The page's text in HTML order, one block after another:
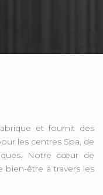
et fournit des
les centres Spa, de
Notre cœur de
bien-être à travers les